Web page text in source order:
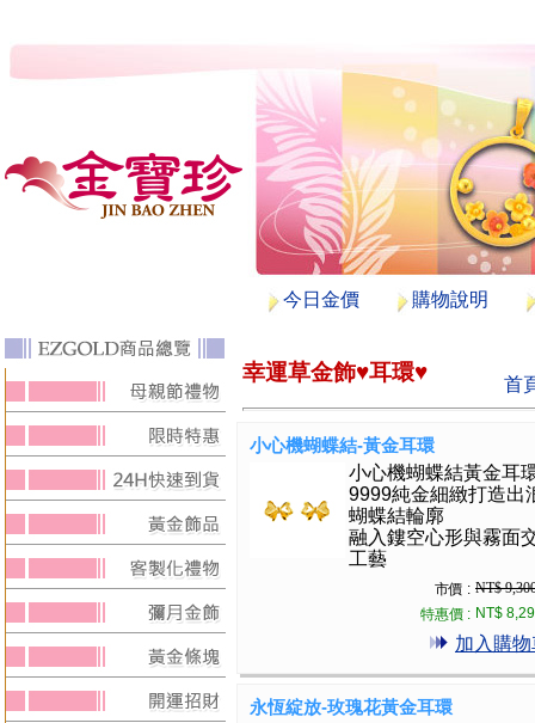
今日金價 購物說明
幸運草金飾♥耳環♥ 首
小心機蝴蝶結-黃金耳環
小心機蝴蝶結黃金耳
9999純金細緻打造出
蝴蝶結輪廓
融入鏤空心形與霧面
工藝
市價 : NT$
特惠價 : NT$
加入購物
永恆綻放-玫瑰花黃金耳環